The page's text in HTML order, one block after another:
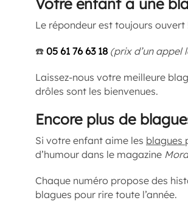
Votre enfant a une
Le répondeur est toujours ouvert
☎️ 05 61 76 63 18 (prix d’un appel
Laissez-nous votre meilleure
drôles sont les bienvenues.
Encore plus de
Si votre enfant aime les blagues
d’humour dans le magazine
Chaque numéro propose des
blagues pour rire toute l’année.